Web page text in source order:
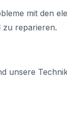
mit den
zu reparieren.
unsere